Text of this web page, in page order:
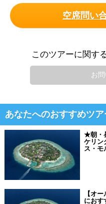
空席問い
このツアーに関す
お
あなたへのおすすめツア
★朝・
ケリン
ス・モ
【オ
におす